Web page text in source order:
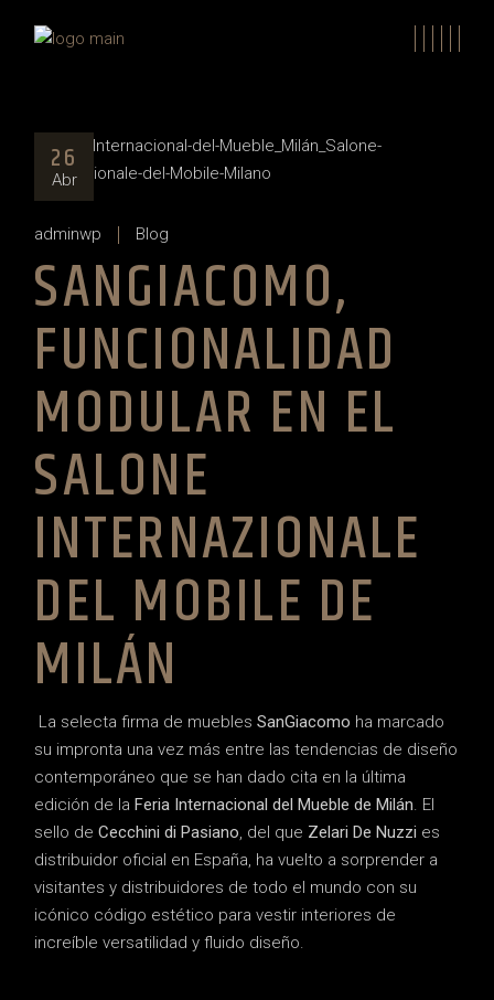
26
Abr
adminwp Blog
SANGIACOMO,
FUNCIONALIDAD
MODULAR EN EL
SALONE
INTERNAZIONALE
DEL MOBILE DE
MILÁN
La selecta firma de muebles SanGiacomo ha marcado
su impronta una vez más entre las tendencias de diseño
contemporáneo que se han dado cita en la última
edición de laFeria Internacional del Mueble de Milán. El
sello deCecchini di Pasiano, del que Zelari De Nuzzi es
distribuidor oficial en España, ha vuelto a sorprender a
visitantes y distribuidores de todo el mundo con su
icónico código estético para vestir interiores de
increíble versatilidad y fluido diseño.